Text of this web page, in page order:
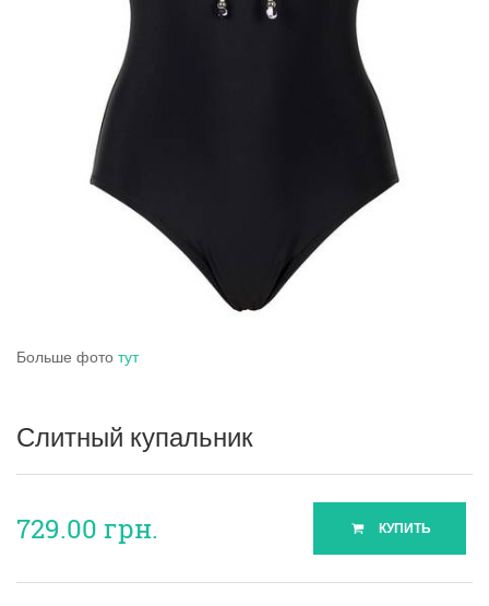
Больше фото тут
Слитный купальник
729.00 грн. КУПИТЬ